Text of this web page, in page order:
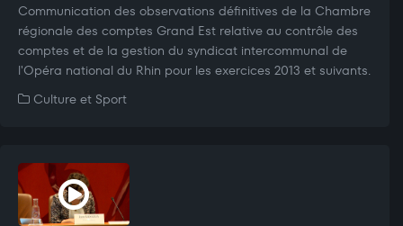
Communication des observations définitives de la Chambre
régionale des comptes Grand Est relative au contrôle des
comptes et de la gestion du syndicat intercommunal de
l'Opéra national du Rhin pour les exercices 2013 et suivants.
Culture et Sport